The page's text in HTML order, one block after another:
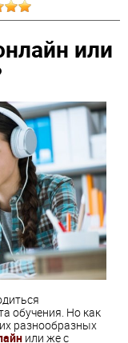
или
обучения. Но как
разнообразных
или же с